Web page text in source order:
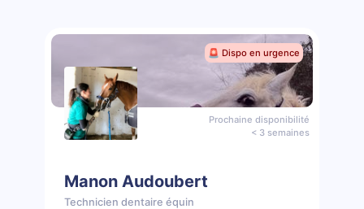
🚨 Dispo en urgence
Prochaine disponibilité
< 3 semaines
Manon Audoubert
Technicien dentaire équin